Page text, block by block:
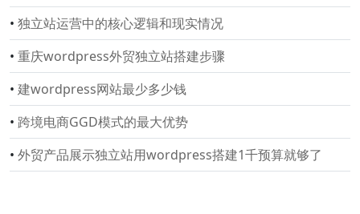
• 独立站运营中的核心逻辑和现实情况
• 重庆wordpress外贸独立站搭建步骤
• 建wordpress网站最少多少钱
• 跨境电商GGD模式的最大优势
• 外贸产品展示独立站用wordpress搭建1千预算就够了